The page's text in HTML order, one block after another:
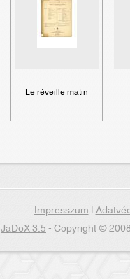
Le réveille matin
Impresszum|
JaDoX 3.5- Copyright ©